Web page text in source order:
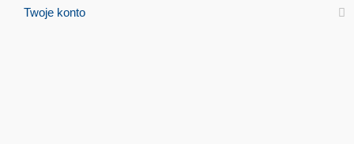
Twoje konto